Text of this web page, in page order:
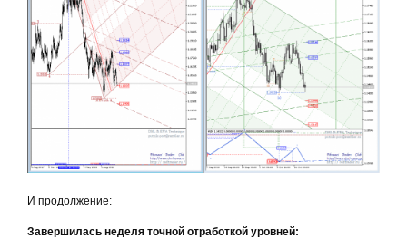
И продолжение:
Завершилась неделя точной отработкой уровней: